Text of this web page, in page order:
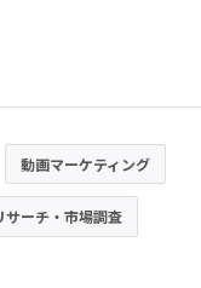
動画マーケティング
サーチ・市場調査